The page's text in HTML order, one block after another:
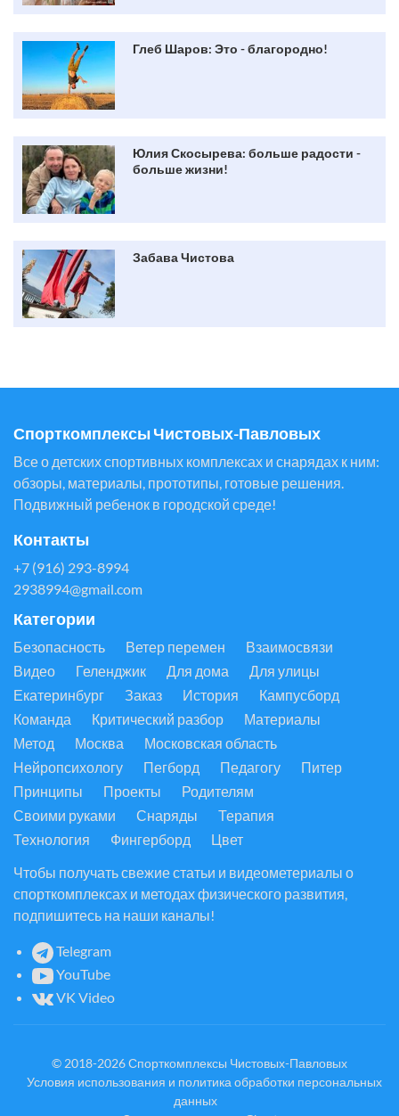
Глеб Шаров: Это - благородно!
Юлия Скосырева: больше радости -
больше жизни!
Забава Чистова
Спорткомплексы Чистовых-Павловых
Все о детских спортивных комплексах и снарядах к ним:
обзоры, материалы, прототипы, готовые решения.
Подвижный ребенок в городской среде!
Контакты
+7 (916) 293-8994
2938994@gmail.com
Категории
Безопасность Ветер перемен
Взаимосвязи
Видео
Геленджик Для дома
Для улицы
Екатеринбург
Заказ История
Кампусборд
Команда
Критический разбор
Материалы
Метод
Москва
Московская область
Нейропсихологу
Пегборд Педагогу
Питер
Принципы
Проекты
Родителям
Своими руками
Снаряды
Терапия
Технология
Фингерборд
Цвет
Чтобы получать свежие статьи и видеометериалы о
спорткомплексах и методах физического развития,
подпишитесь на наши каналы!
Telegram
YouTube
VK Video
© 2018-2026Спорткомплексы Чистовых-Павловых
Условия использования и политика обработки персональных
данных